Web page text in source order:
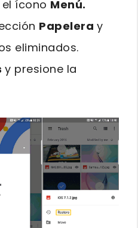
ícono Menú.
Papelera y
eliminados.
y presione la